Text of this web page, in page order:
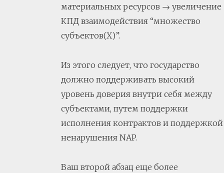
материальных ресурсов → увеличение
КПД взаимодействия “множество
субъектов(Х)”.
Из этого следует, что государство
должно поддерживать высокий
уровень доверия внутри себя между
субъектами, путем поддержки
исполнения контрактов и поддержкой
ненарушения NAP.
Ваш второй абзац еще более